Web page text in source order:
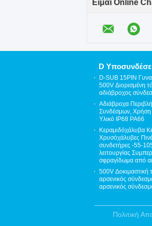
Είμαι Online
D
D-SUB 15PIN
500V Διορισμένη
αδιάβροχος
Αδιάβροχα
Συνδέσμων,
Υλικό IP68 PA66
Κεραμιδόχάλυβα
Χρυσόχάλυβες
συνδετήρες -55-
λειτουργίας
σφραγίδωμα από
500V Δοκιμαστική
αρσενικός
αρσενικός
Πολιτική